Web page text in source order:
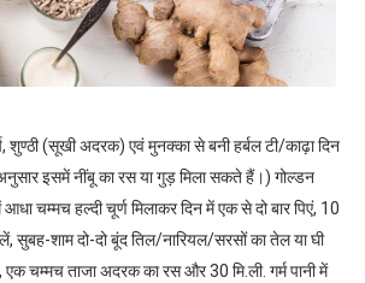
शुण्ठी (सूखी अदरक) एवं मुनक्का से बनी हर्बल टी/काढ़ा दिन
इसमें नींबू का रस या गुड़ मिला सकते हैं।) गोल्डन
चम्मच हल्दी चूर्ण मिलाकर दिन में एक से दो बार पिएं, 10
सुबह-शाम दो-दो बूंद तिल/नारियल/सरसों का तेल या घी
एक चम्मच ताजा अदरक का रस और 30 मि.ली. गर्म पानी में